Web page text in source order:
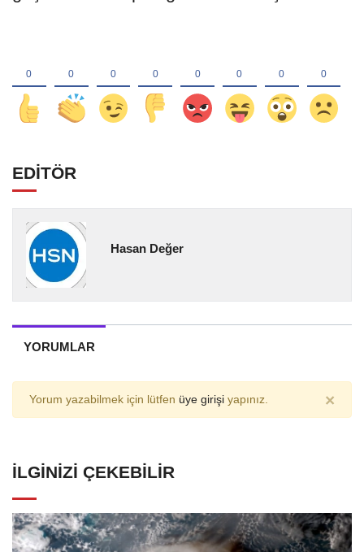
EDİTÖR
Hasan Değer
YORUMLAR
Yorum yazabilmek için lütfen üye girişi yapınız. ×
İLGINIZI ÇEKEBILIR